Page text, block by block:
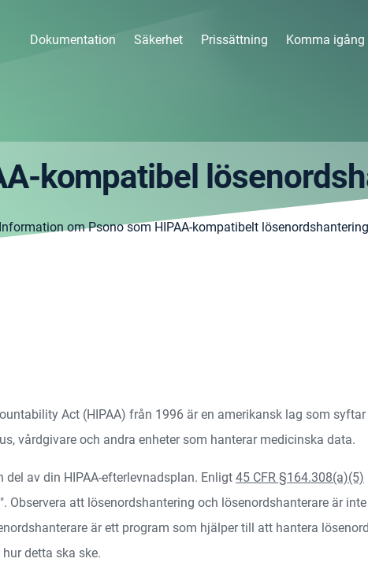
Dokumentation Säkerhet Prissättning Komma igång
kompatibel
Information om Psono som HIPAA-kompatibelt
Act (HIPAA) från 1996 är en amerikansk lag som
vårdgivare och andra enheter som hanterar medicinska data.
del av din HIPAA-efterlevnadsplan. Enligt 45 CFR §164.308(a)(5)
Observera att lösenordshantering och lösenordshanterare är
är ett program som hjälper till att hantera
detta ska ske.